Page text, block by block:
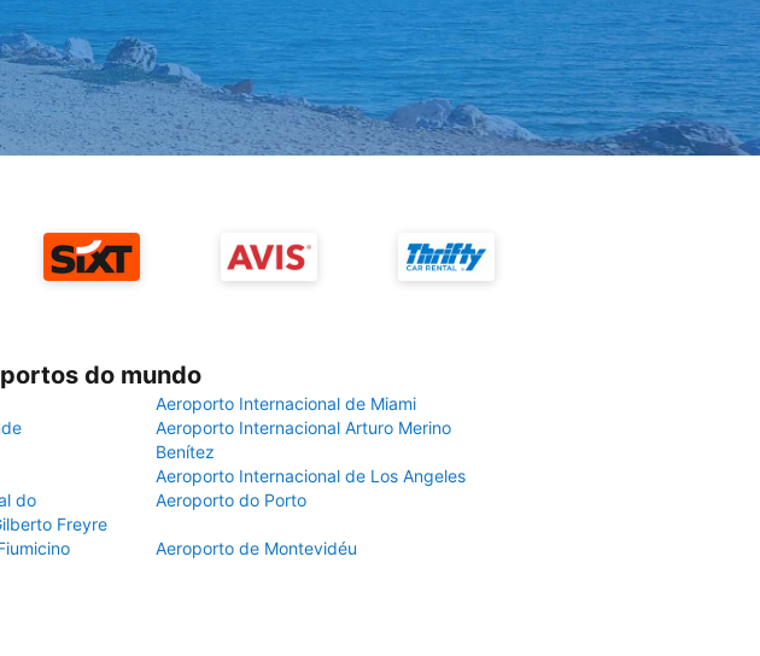
do mundo
Aeroporto Internacional de Miami
Aeroporto Internacional Arturo Merino
Benítez
Aeroporto Internacional de Los Angeles
do
Freyre
Aeroporto do Porto
Aeroporto de Montevidéu